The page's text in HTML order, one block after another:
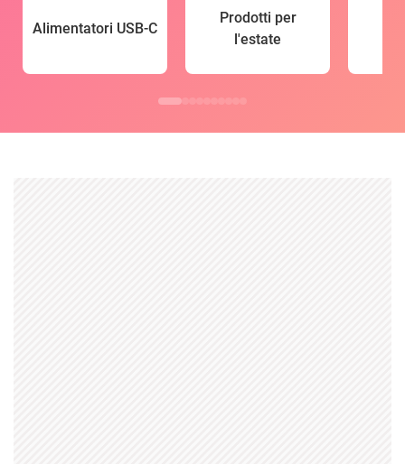
Alimentatori USB-C
Prodotti per
l'estate